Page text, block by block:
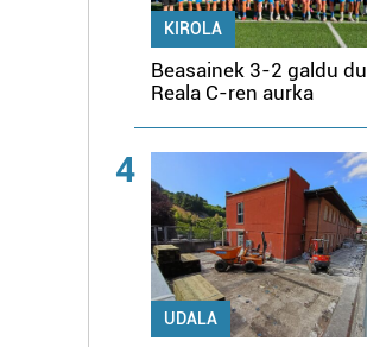
KIROLA
Beasainek 3-2 galdu du
Reala C-ren aurka
4
UDALA